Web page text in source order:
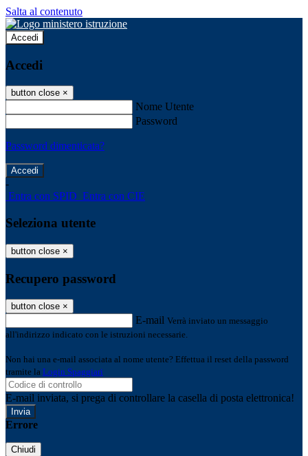
Salta al contenuto
Accedi
Accedi
button close ×
Nome Utente
Password
Password dimenticata?
-
Entra con SPID Entra con CIE
Seleziona utente
button close ×
Recupero password
button close ×
E-mail Verrà inviato un messaggio
all'indirizzo indicato con le istruzioni necessarie.
Non hai una e-mail associata al nome utente? Effettua il reset della password
tramite la Login Spaggiari
E-mail inviata, si prega di controllare la casella di posta elettronica!
Errore
Chiudi